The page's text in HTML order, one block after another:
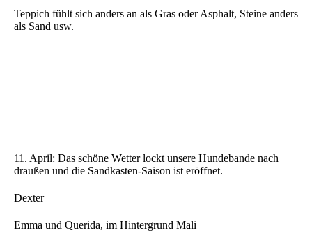
Teppich fühlt sich anders an als Gras oder Asphalt, Steine anders
als Sand usw.
11. April: Das schöne Wetter lockt unsere Hundebande nach
draußen und die Sandkasten-Saison ist eröffnet.
Dexter
Emma und Querida, im Hintergrund Mali